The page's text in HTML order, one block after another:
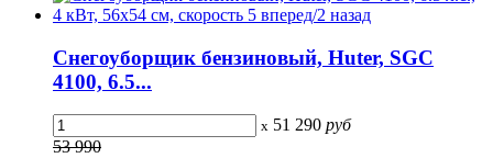
Снегоуборщик бензиновый, Huter, SGC
4100, 6.5...
x 51 290 руб
53 990